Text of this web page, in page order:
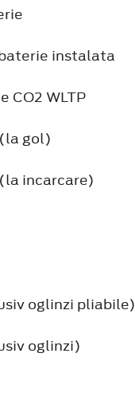
instalata
CO2 WLTP
gol)
incarcare)
oglinzi pliabile)
oglinzi)